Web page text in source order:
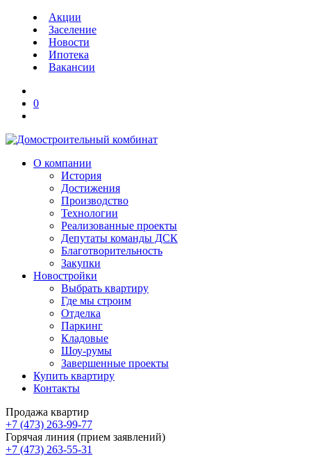
Акции
Заселение
Новости
Ипотека
Вакансии
0
О компании
История
Достижения
Производство
Технологии
Реализованные проекты
Депутаты команды ДСК
Благотворительность
Закупки
Новостройки
Выбрать квартиру
Где мы строим
Отделка
Паркинг
Кладовые
Шоу-румы
Завершенные проекты
Купить квартиру
Контакты
Продажа квартир
+7 (473) 263-99-77
Горячая линия (прием заявлений)
+7 (473) 263-55-31